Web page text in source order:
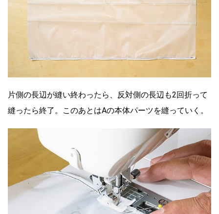
片側の長辺が縫い終わったら、反対側の長辺も2回折って
縫ったら終了。このあとはAの本体パーツを縫っていく。